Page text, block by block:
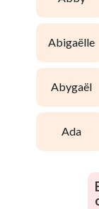
abigaëlle
abygaël
ada